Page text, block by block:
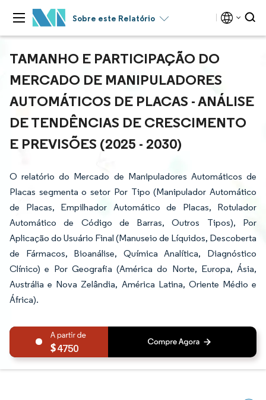
Sobre este Relatório
TAMANHO E PARTICIPAÇÃO DO
MERCADO DE MANIPULADORES
AUTOMÁTICOS DE PLACAS - ANÁLISE
DE TENDÊNCIAS DE CRESCIMENTO
E PREVISÕES (2025 - 2030)
O relatório do Mercado de Manipuladores Automáticos de
Placas segmenta o setor Por Tipo (Manipulador Automático
de Placas, Empilhador Automático de Placas, Rotulador
Automático de Código de Barras, Outros Tipos), Por
Aplicação do Usuário Final (Manuseio de Líquidos, Descoberta
de Fármacos, Bioanálise, Química Analítica, Diagnóstico
Clínico) e Por Geografia (América do Norte, Europa, Ásia,
Austrália e Nova Zelândia, América Latina, Oriente Médio e
África).
4750